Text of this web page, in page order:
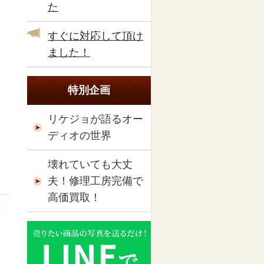
た
すぐに対応して頂け
ました！
特別企画
リケジョが語るオー
ディオの世界
壊れていても大丈
夫！修理工房完備で
高価買取！